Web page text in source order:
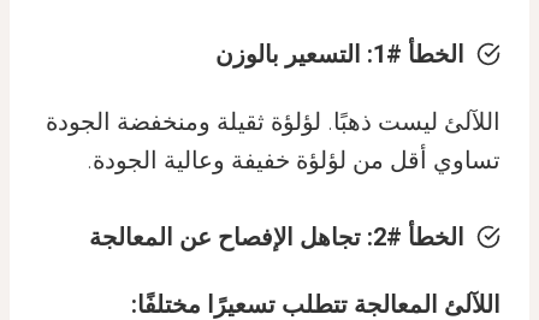
الخطأ #1: التسعير بالوزن
اللآلئ ليست ذهبًا. لؤلؤة ثقيلة ومنخفضة الجودة
تساوي أقل من لؤلؤة خفيفة وعالية الجودة.
الخطأ #2: تجاهل الإفصاح عن المعالجة
اللآلئ المعالجة تتطلب تسعيرًا مختلفًا: